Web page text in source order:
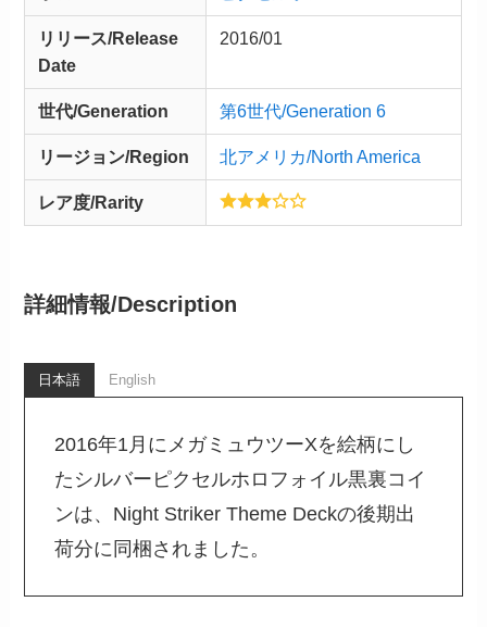
リリース/Release
Date
2016/01
世代/Generation 第6世代/Generation 6
リージョン/Region 北アメリカ/North America
レア度/Rarity
詳細情報/Description
日本語 English
2016年1月にメガミュウツーXを絵柄にし
たシルバーピクセルホロフォイル黒裏コイ
ンは、Night Striker Theme Deckの後期出
荷分に同梱されました。